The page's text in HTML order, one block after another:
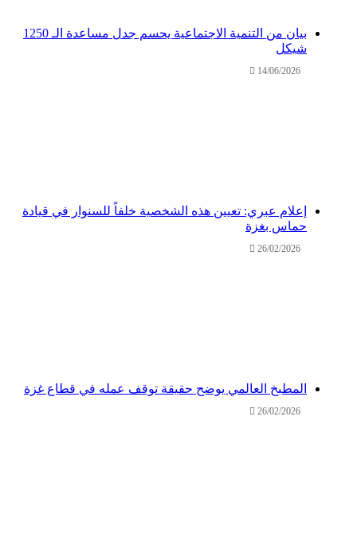
بيان من التنمية الاجتماعية يحسم جدل مساعدة الـ 1250
شيكل
14/06/2026
إعلام عبري: تعيين هذه الشخصية خلفاً للسنوار في قيادة
حماس بغزة
26/02/2026
المطبخ العالمي يوضح حقيقة توقف عمله في قطاع غزة
26/02/2026